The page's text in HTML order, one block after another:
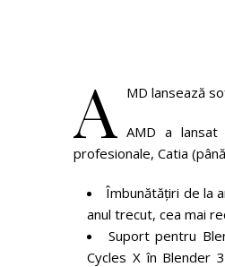
A MD lansează
AMD a lansat
profesionale, Catia
Îmbunătățiri de la
anul trecut, cea mai
Suport pentru
Cycles X în Blender